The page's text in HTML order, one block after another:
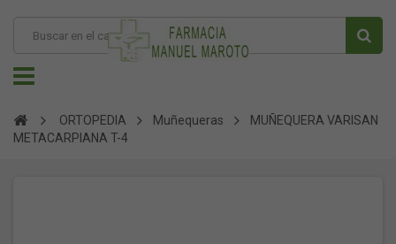
ORTOPEDIA Muñequeras
MUÑEQUERA VARISAN
METACARPIANA T-4